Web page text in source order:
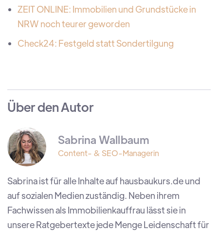
ZEIT ONLINE: Immobilien und Grundstücke in
NRW noch teurer geworden
Check24: Festgeld statt Sondertilgung
Über den Autor
Sabrina Wallbaum
Content- & SEO-Managerin
Sabrina ist für alle Inhalte auf hausbaukurs.de und
auf sozialen Medien zuständig. Neben ihrem
Fachwissen als Immobilienkauffrau lässt sie in
unsere Ratgebertexte jede Menge Leidenschaft für